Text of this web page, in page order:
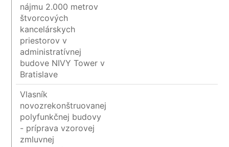
nájmu 2.000 metrov
štvorcových
kancelárskych
priestorov v
administratívnej
budove NIVY Tower v
Bratislave
Vlasník
novozrekonštruovanej
polyfunkčnej budovy
- príprava vzorovej
zmluvnej